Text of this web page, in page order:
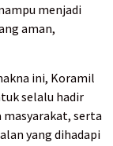
menjadi
aman,
ini, Koramil
selalu hadir
masyarakat, serta
yang dihadapi